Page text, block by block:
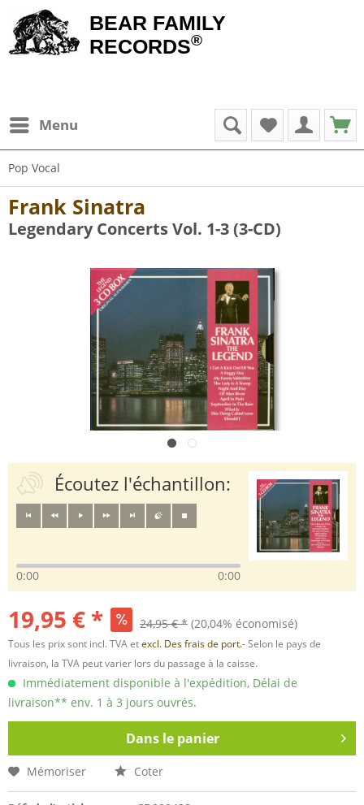
BEAR FAMILY
RECORDS®
Menu
Pop Vocal
Frank Sinatra
Legendary Concerts Vol. 1-3 (3-CD)
Écoutez l'échantillon:
0:00 0:00
19,95 € * 24,95 € * (20,04% économisé)
Tous les prix sont incl. TVA etexcl. Des frais de port.- Selon le pays de
livraison, la TVA peut varier lors du passage à la caisse.
Immédiatement disponible à l'expédition, Délai de
livraison** env. 1 à 3 jours ouvrés.
Dans le panier
Mémoriser Coter